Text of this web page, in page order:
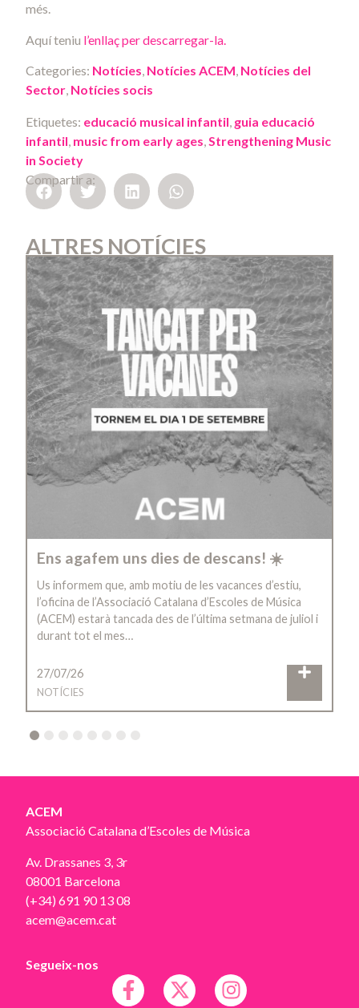
més.
Aquí teniu l’enllaç per descarregar-la.
Categories: Notícies, Notícies ACEM, Notícies del
Sector, Notícies socis
Etiquetes: educació musical infantil, guia educació
infantil, music from early ages,Strengthening Music
in Society
Compartir a:
ALTRES NOTÍCIES
Ens agafem uns dies de descans! ☀️
Us informem que, amb motiu de les vacances d’estiu,
l’oficina de l’Associació Catalana d’Escoles de Música
(ACEM) estarà tancada des de l’última setmana de juliol i
durant tot el mes…
27/07/26
NOTÍCIES
4 5 6 7 8
ACEM
Associació Catalana d’Escoles de Música
Av. Drassanes 3, 3r
08001 Barcelona
(+34) 691 90 13 08
acem@acem.cat
Segueix-nos